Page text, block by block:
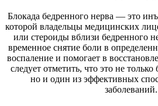
Блокада бедренного нерва — это
которой владельцы медицинских
или стероиды вблизи бедренного
временное снятие боли в
воспаление и помогает в
следует отметить, что это не
но и один из эффективных
заболеваний.